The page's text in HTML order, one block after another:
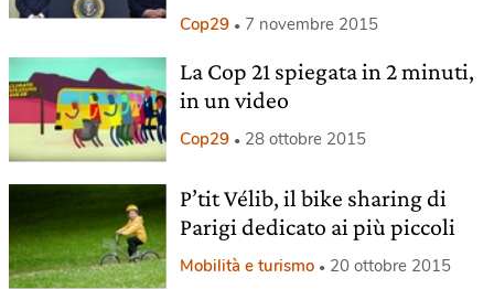
Cop29 7 novembre 2015
La Cop 21 spiegata in 2 minuti,
in un video
Cop29 28 ottobre 2015
P’tit Vélib, il bike sharing di
Parigi dedicato ai più piccoli
Mobilità e turismo 20 ottobre 2015